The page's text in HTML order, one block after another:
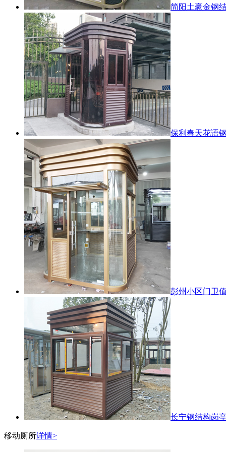
简阳土豪金钢
保利春天花语
彭州小区门卫
长宁钢结构岗亭
移动厕所详情>